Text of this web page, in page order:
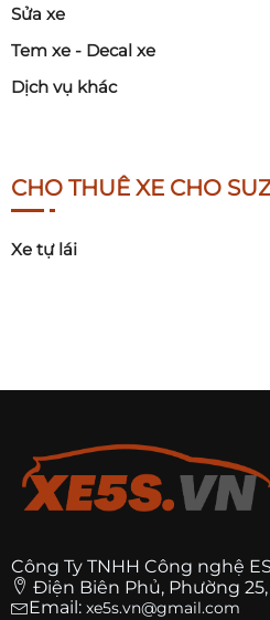
Sửa xe
Tem xe - Decal xe
Dịch vụ khác
CHO THUÊ XE CHO
Xe tự lái
Công Ty TNHH Công nghệ
Điện Biên Phủ, Phường
Email: xe5s.vn@gmail.com